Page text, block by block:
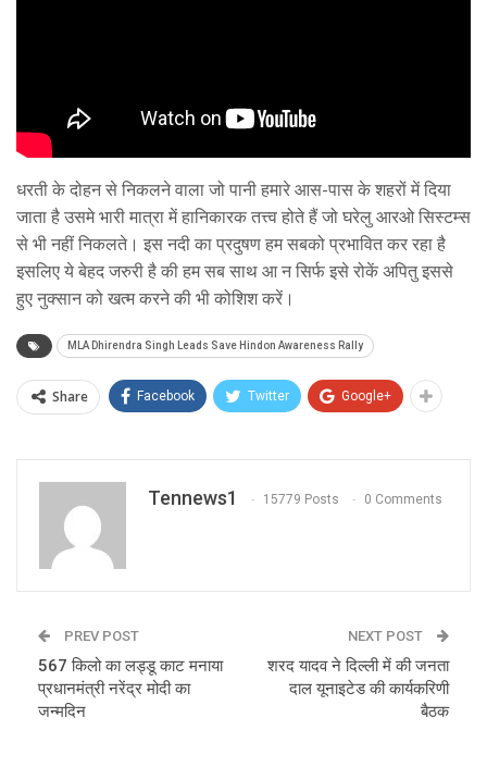
धरती के दोहन से निकलने वाला जो पानी हमारे आस-पास के शहरों में दिया
जाता है उसमे भारी मात्रा में हानिकारक तत्त्व होते हैं जो घरेलु आरओ सिस्टम्स
से भी नहीं निकलते। इस नदी का प्रदुषण हम सबको प्रभावित कर रहा है
इसलिए ये बेहद जरुरी है की हम सब साथ आ न सिर्फ इसे रोकें अपितु इससे
हुए नुक्सान को खत्म करने की भी कोशिश करें।
MLA Dhirendra Singh Leads Save Hindon Awareness Rally
Share Facebook Twitter Google+
Tennews1 15779 Posts 0 Comments
PREV POST
567 किलो का लड्डू काट मनाया
प्रधानमंत्री नरेंद्र मोदी का
जन्मदिन
NEXT POST
शरद यादव ने दिल्ली में की जनता
दाल यूनाइटेड की कार्यकरिणी
बैठक